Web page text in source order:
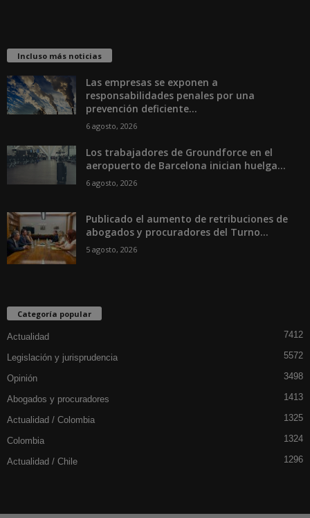
Incluso más noticias
Las empresas se exponen a
responsabilidades penales por una
prevención deficiente...
6 agosto, 2026
Los trabajadores de Groundforce en el
aeropuerto de Barcelona inician huelga...
6 agosto, 2026
Publicado el aumento de retribuciones de
abogados y procuradores del Turno...
5 agosto, 2026
Categoría popular
Actualidad 7412
Legislación y jurisprudencia 5572
Opinión 3498
Abogados y procuradores 1413
Actualidad / Colombia 1325
Colombia 1324
Actualidad / Chile 1296